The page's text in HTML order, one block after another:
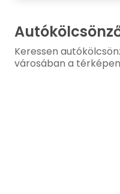
Keressen
városában a térképen